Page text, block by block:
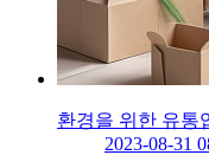
환경을 위한 유통
2023-08-31